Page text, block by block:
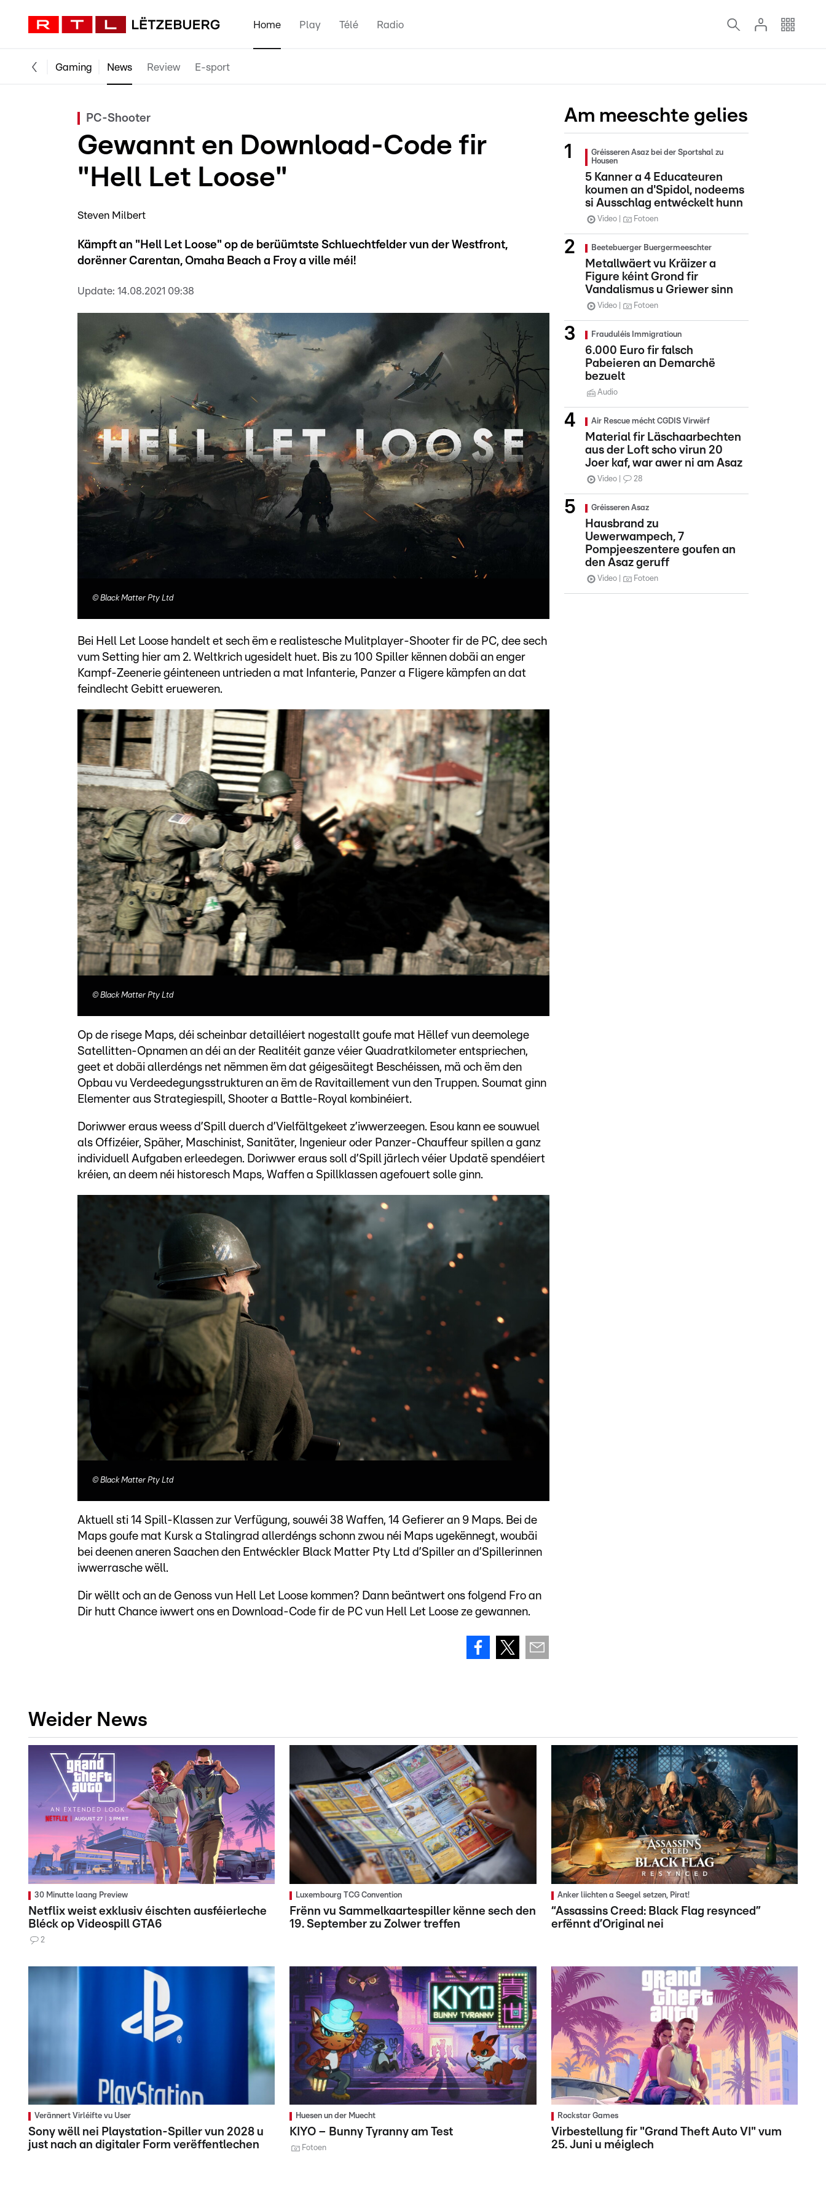
Home Play Télé Radio
Gaming News Review E-sport
PC-Shooter
Gewannt en Download-Code fir
"Hell Let Loose"
Steven Milbert
Kämpft an "Hell Let Loose" op de berüümtste Schluechtfelder vun der Westfront,
dorënner Carentan, Omaha Beach a Froy a ville méi!
Update: 14.08.2021 09:38
© Black Matter Pty Ltd
Bei Hell Let Loose handelt et sech ëm e realistesche Mulitplayer-Shooter fir de PC, dee sech
vum Setting hier am 2. Weltkrich ugesidelt huet. Bis zu 100 Spiller kënnen dobäi an enger
Kampf-Zeenerie géinteneen untrieden a mat Infanterie, Panzer a Fligere kämpfen an dat
feindlecht Gebitt erueweren.
© Black Matter Pty Ltd
Op de risege Maps, déi scheinbar detailléiert nogestallt goufe mat Hëllef vun deemolege
Satellitten-Opnamen an déi an der Realitéit ganze véier Quadratkilometer entspriechen,
geet et dobäi allerdéngs net nëmmen ëm dat géigesäitegt Beschéissen, mä och ëm den
Opbau vu Verdeedegungsstrukturen an ëm de Ravitaillement vun den Truppen. Soumat ginn
Elementer aus Strategiespill, Shooter a Battle-Royal kombinéiert.
Doriwwer eraus weess d’Spill duerch d’Vielfältgekeet z’iwwerzeegen. Esou kann ee souwuel
als Offizéier, Späher, Maschinist, Sanitäter, Ingenieur oder Panzer-Chauffeur spillen a ganz
individuell Aufgaben erleedegen. Doriwwer eraus soll d’Spill järlech véier Updatë spendéiert
kréien, an deem néi historesch Maps, Waffen a Spillklassen agefouert solle ginn.
© Black Matter Pty Ltd
Aktuell sti 14 Spill-Klassen zur Verfügung, souwéi 38 Waffen, 14 Gefierer an 9 Maps. Bei de
Maps goufe mat Kursk a Stalingrad allerdéngs schonn zwou néi Maps ugekënnegt, woubäi
bei deenen aneren Saachen den Entwéckler Black Matter Pty Ltd d’Spiller an d’Spillerinnen
iwwerrasche wëll.
Dir wëllt och an de Genoss vun Hell Let Loose kommen? Dann beäntwert ons folgend Fro an
Dir hutt Chance iwwert ons en Download-Code fir de PC vun Hell Let Loose ze gewannen.
Am meeschte gelies
Gréisseren Asaz bei der Sportshal zu
Housen
5 Kanner a 4 Educateuren
koumen an d'Spidol, nodeems
si Ausschlag entwéckelt hunn
Video Fotoen
Beetebuerger Buergermeeschter
Metallwäert vu Kräizer a
Figure kéint Grond fir
Vandalismus u Griewer sinn
Video Fotoen
Frauduléis Immigratioun
6.000 Euro fir falsch
Pabeieren an Demarchë
bezuelt
Audio
Air Rescue mécht CGDIS Virwërf
Material fir Läschaarbechten
aus der Loft scho virun 20
Joer kaf, war awer ni am Asaz
Video 28
Gréisseren Asaz
Hausbrand zu
Uewerwampech, 7
Pompjeeszentere goufen an
den Asaz geruff
Video Fotoen
Weider News
30 Minutte laang Preview
Netflix weist exklusiv éischten ausféierleche
Bléck op Videospill GTA6
2
Luxembourg TCG Convention
Frënn vu Sammelkaartespiller kënne sech den
19. September zu Zolwer treffen
Anker liichten a Seegel setzen, Pirat!
“Assassins Creed: Black Flag resynced”
erfënnt d’Original nei
Verännert Virléifte vu User
Sony wëll nei Playstation-Spiller vun 2028 u
just nach an digitaler Form verëffentlechen
Huesen un der Muecht
KIYO – Bunny Tyranny am Test
Fotoen
Rockstar Games
Virbestellung fir "Grand Theft Auto VI" vum
25. Juni u méiglech